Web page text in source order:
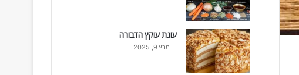
עוגת עוקץ הדבורה
מרץ 9, 2025